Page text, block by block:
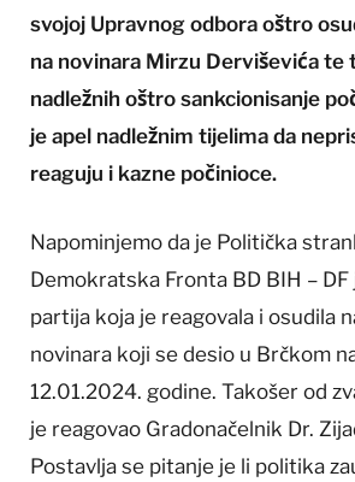
svojoj Upravnog odbora oštro
na novinara Mirzu Derviševića te
nadležnih oštro sankcionisanje
je apel nadležnim tijelima da
reaguju i kazne počinioce.
Napominjemo da je Politička
Demokratska Fronta BD BIH –
partija koja je reagovala i osudila
novinara koji se desio u Brčkom
12.01.2024. godine. Takošer od
je reagovao Gradonačelnik Dr.
Postavlja se pitanje je li politika